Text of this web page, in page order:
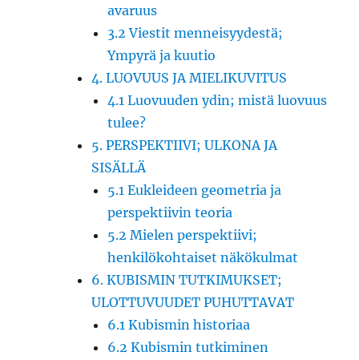
avaruus
3.2 Viestit menneisyydestä;
Ympyrä ja kuutio
4. LUOVUUS JA MIELIKUVITUS
4.1 Luovuuden ydin; mistä luovuus
tulee?
5. PERSPEKTIIVI; ULKONA JA
SISÄLLÄ
5.1 Eukleideen geometria ja
perspektiivin teoria
5.2 Mielen perspektiivi;
henkilökohtaiset näkökulmat
6. KUBISMIN TUTKIMUKSET;
ULOTTUVUUDET PUHUTTAVAT
6.1 Kubismin historiaa
6.2 Kubismin tutkiminen